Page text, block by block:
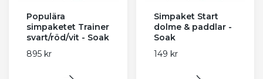
Populära
simpaketet Trainer
svart/röd/vit - Soak
895 kr
Simpaket Start
dolme & paddlar -
Soak
149 kr